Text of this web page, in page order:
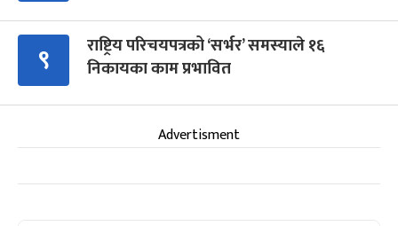
९
राष्ट्रिय परिचयपत्रको ‘सर्भर’ समस्याले १६
निकायका काम प्रभावित
Advertisment